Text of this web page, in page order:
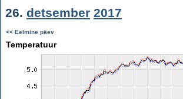
26. detsember 2017
<< Eelmine päev
Temperatuur